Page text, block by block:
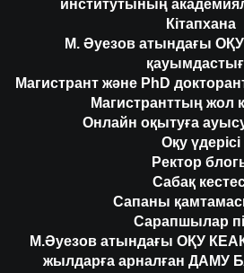
институтының
Кітапхана
М. Әуезов атындағы
Магистрант және PhD
Магистранттың жол
Онлайн оқытуға
Оқу үдерісі
Ректор
Сабақ
Сапаны
Сарапшылар
М.Әуезов атындағы ОҚУ
жылдарға арналған ДАМУ